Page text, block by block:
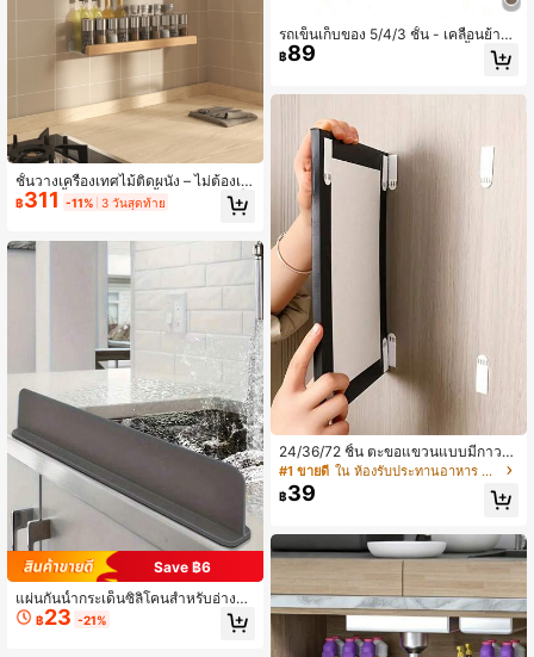
ชั้นวางเครื่องเทศไม้ติดผนัง – ไม่ต้องเจ
าะ, ติดตั้งด้วยกาว, รับน้ำหนักได้มาก |
ชั้นวางของอเนกประสงค์สำหรับห้องครั
ดโหลและสิ่งจำเป็น | ประหยัดพื้นที่, มีส
฿311 -11% 3 วันสุดท้าย
Save ฿6
แผ่นกันน้ำกระเด็นซิลิโคนสำหรับอ่างล้า
งจานในครัว อ่างล้างผัก อ่างล้างในห้อง
แล็บ เครื่องล้างจาน ร้านอาหาร ห้องน้ำ
฿23 -21%
รถเข็นเก็บของ 5/4/3 ชั้น - เคลื่อนย้ายง่
าย เหมาะสำหรับห้องครัว ห้องน้ำ ห้องน
อน - กล่องเก็บของสีขาวและดำ เหมาะ
| ชั้นวางของแข็งแรง ของขวัญวันฮาโล
วีน คริสต์มาส
฿89
24/36/72 ชิ้น ตะขอแขวนแบบมีกาวส
องหน้า ถอดออกได้ ไม่ต้องเจาะ สำหรับ
แขวนกรอบรูปและงานศิลปะ ติดตั้งแบ
บกันน้ำ
#1 ขายดี ใน ห้องรับประทานอาหาร อุปกรณ์ครัว
฿39